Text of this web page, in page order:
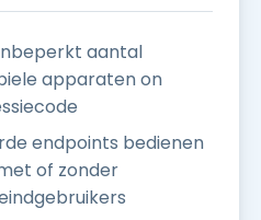
aantal
apparaten on
endpoints bedienen
of zonder